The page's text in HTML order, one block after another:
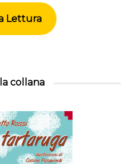
Lettura
collana